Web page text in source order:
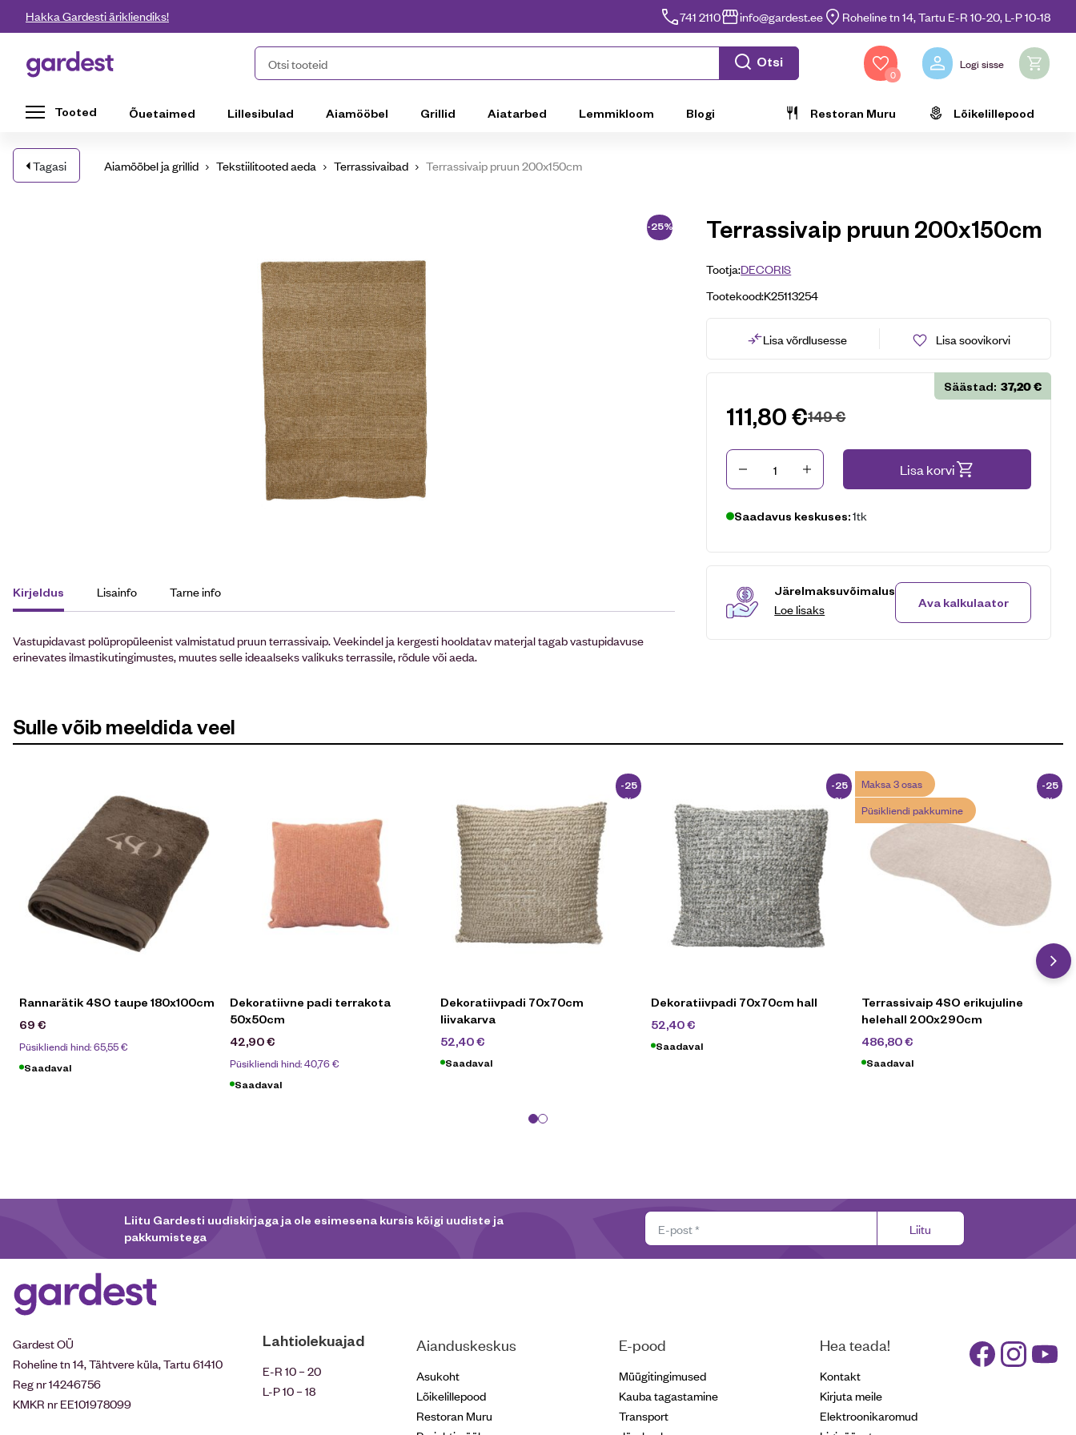
Liigu edasi põhisisu juurde
Hakka Gardesti ärikliendiks! 741 2110 info@gardest.ee Roheline tn 14, Tartu E-R 10-20, L-P 10-18
Gardest Otsi tooteid Otsi
0
Logi sisse
Tooted Õuetaimed Lillesibulad Aiamööbel Grillid Aiatarbed Lemmikloom Blogi Restoran Muru Lõikelillepood
Tagasi Aiamööbel ja grillid Tekstiilitooted aeda Terrassivaibad Terrassivaip pruun 200x150cm
-25%
Kirjeldus Lisainfo Tarne info
Vastupidavast polüpropüleenist valmistatud pruun terrassivaip. Veekindel ja kergesti hooldatav materjal tagab vastupidavuse
erinevates ilmastikutingimustes, muutes selle ideaalseks valikuks terrassile, rõdule või aeda.
Terrassivaip pruun 200x150cm
Tootja:DECORIS
Tootekood:K25113254
Lisa võrdlusesse Lisa soovikorvi
111,80€149€
Säästad: 37,20€
Kogus Lisa korvi
Saadavus keskuses:1tk
Järelmaksuvõimalus
Loe lisaks Ava kalkulaator
Sulle võib meeldida veel
Rannarätik 4SO taupe 180x100cm
69 €
Püsikliendi hind:65,55€
Saadaval
Dekoratiivne padi terrakota
50x50cm
42,90€
Püsikliendi hind:40,76€
Saadaval
-25
%
Dekoratiivpadi 70x70cm
liivakarva
52,40€
Saadaval
-25
%
Dekoratiivpadi 70x70cm hall
52,40€
Saadaval
Maksa 3 osas
Püsikliendi pakkumine
-25
%
Terrassivaip 4SO erikujuline
helehall 200x290cm
486,80€
Saadaval
Liitu Gardesti uudiskirjaga ja ole esimesena kursis kõigi uudiste ja
pakkumistega
Liitu
Gardest OÜ
Roheline tn 14, Tähtvere küla, Tartu 61410
Reg nr 14246756
KMKR nr EE101978099
Lahtiolekuajad
E-R 10 – 20
L-P 10 – 18
Aianduskeskus
Asukoht
Lõikelillepood
Restoran Muru
E-pood
Müügitingimused
Kauba tagastamine
Transport
Hea teada!
Kontakt
Kirjuta meile
Elektroonikaromud